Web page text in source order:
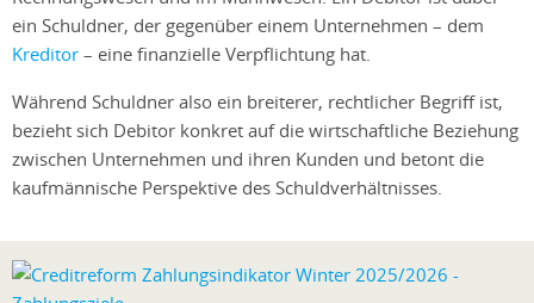
ein Schuldner, der gegenüber einem Unternehmen – dem
Kreditor – eine finanzielle Verpflichtung hat.
Während Schuldner also ein breiterer, rechtlicher Begriff ist,
bezieht sich Debitor konkret auf die wirtschaftliche Beziehung
zwischen Unternehmen und ihren Kunden und betont die
kaufmännische Perspektive des Schuldverhältnisses.